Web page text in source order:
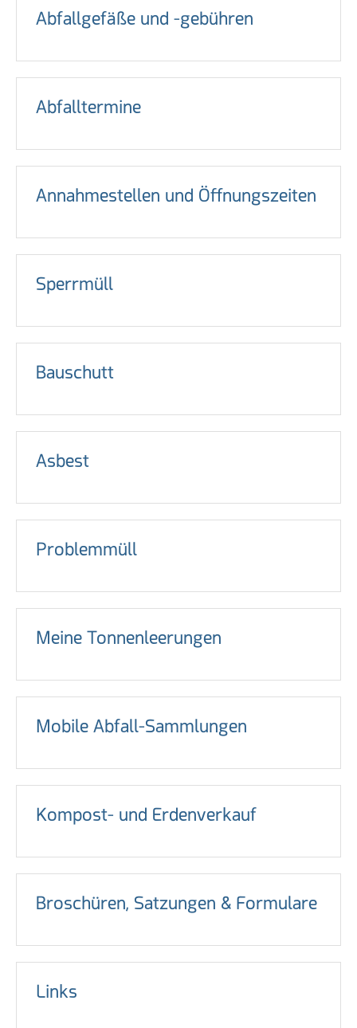
Abfallgefäße und -gebühren
Abfalltermine
Annahmestellen und Öffnungszeiten
Sperrmüll
Bauschutt
Asbest
Problemmüll
Meine Tonnenleerungen
Mobile Abfall-Sammlungen
Kompost- und Erdenverkauf
Broschüren, Satzungen & Formulare
Links